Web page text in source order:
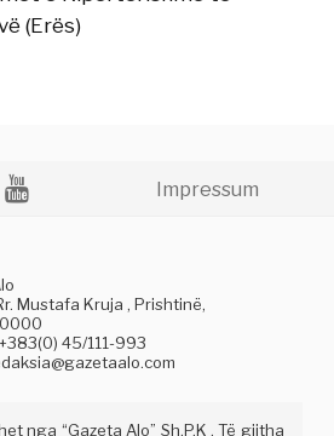
(Erës)
Impressum
Mustafa Kruja , Prishtinë,
45/111-993
nga “Gazeta Alo” Sh.P.K . Të gjitha